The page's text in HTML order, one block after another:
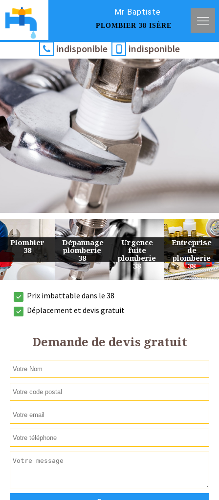
Mr Baptiste
PLOMBIER 38 ISÈRE
indisponible indisponible
Urgence
fuite
plomberie
38
Entreprise
de
plomberie
38
Travaux
de
plomberie
38
Devis
plomberie
38
Prix imbattable dans le 38
Déplacement et devis gratuit
Demande de devis gratuit